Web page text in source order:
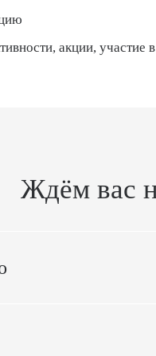
акции,
Ждём вас